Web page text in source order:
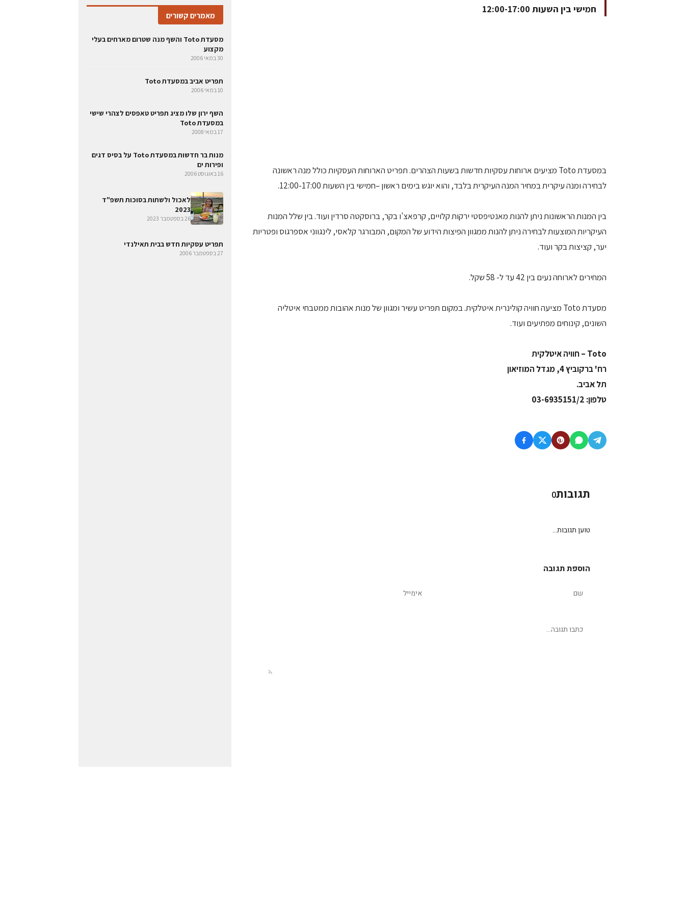
חמישי בין השעות 12:00-17:00
במסעדת Toto מציעים ארוחות עסקיות חדשות בשעות הצהרים. תפריט הארוחות העסקיות כולל מנה ראשונה
לבחירה ומנה עיקרית במחיר המנה העיקרית בלבד, והוא יוגש בימים ראשון –חמישי בין השעות 12:00-17:00.
בין המנות הראשונות ניתן להנות מאנטיפסטי ירקות קלויים, קרפאצ'ו בקר, ברוסקטה סרדין ועוד. בין שלל המנות
העיקריות המוצעות לבחירה ניתן להנות ממגוון הפיצות הידוע של המקום, המבורגר קלאסי, לינגווני אספרגוס ופטריות
יער, קציצות בקר ועוד.
המחירים לארוחה נעים בין 42 עד ל- 58 שקל.
מסעדת Toto מציעה חוויה קולינרית איטלקית. במקום תפריט עשיר ומגוון של מנות אהובות ממטבחי איטליה
השונים, קינוחים מפתיעים ועוד.
Toto – חוויה איטלקית
רח' ברקוביץ 4, מגדל המוזיאון
תל אביב.
טלפון: 03-6935151/2
תגובות0
טוען תגובות...
הוספת תגובה
מאמרים קשורים
מסעדת Toto והשף מנה שטרום מארחים בעלי
מקצוע
30 במאי 2006
תפריט אביב במסעדת Toto
10 במאי 2006
השף ירון שלו מציג תפריט טאפסים לצהרי שישי
במסעדת Toto
17 במאי 2008
מנות בר חדשות במסעדת Toto על בסיס דגים
ופירות ים
16 באוגוסט 2006
לאכול ולשתות בסוכות תשפ"ד
2023
26 בספטמבר 2023
תפריט עסקיות חדש בבית תאילנדי
27 בספטמבר 2006